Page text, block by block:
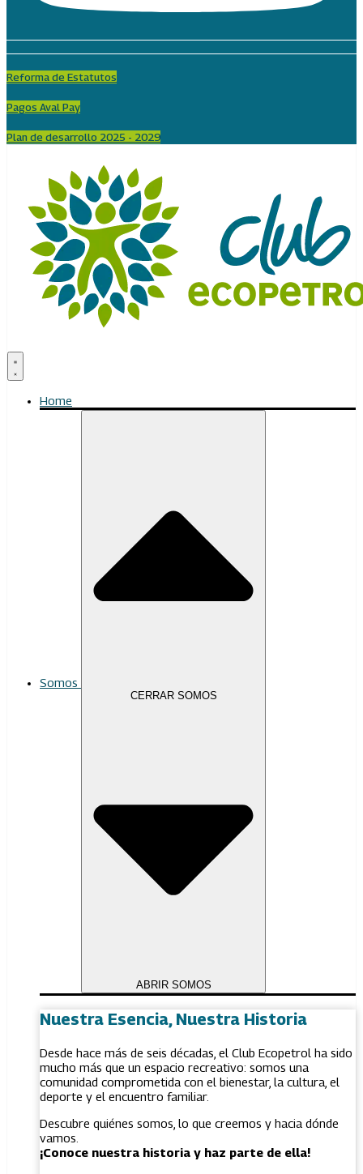
Reforma de Estatutos
Pagos Aval Pay
Plan de desarrollo 2025 - 2029
Home
Somos
CERRAR SOMOS
ABRIR SOMOS
Nuestra Esencia, Nuestra Historia
Desde hace más de seis décadas, el Club Ecopetrol ha sido
mucho más que un espacio recreativo: somos una
comunidad comprometida con el bienestar, la cultura, el
deporte y el encuentro familiar.
Descubre quiénes somos, lo que creemos y hacia dónde
vamos.
¡Conoce nuestra historia y haz parte de ella!